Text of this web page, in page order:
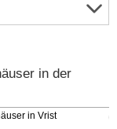
in der